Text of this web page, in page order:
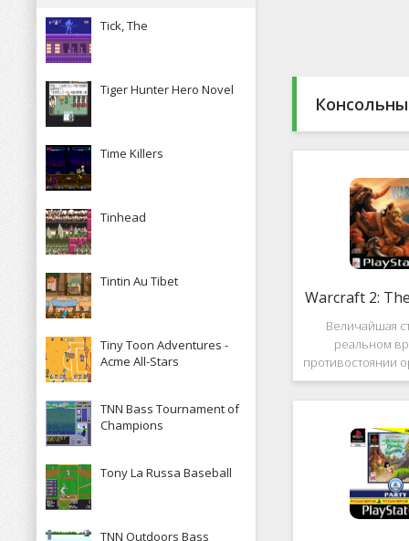
Tick, The
Tiger Hunter Hero Novel
Time Killers
Tinhead
Tintin Au Tibet
Tiny Toon Adventures -
Acme All-Stars
TNN Bass Tournament of
Champions
Tony La Russa Baseball
TNN Outdoors Bass
Warcraft 2:
Величайшая
реальном
противостоянии
Warcraft 2:
рассказывает
историю, в
за королевство